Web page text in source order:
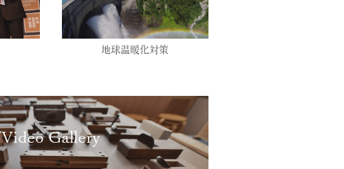
地球温暖化対策
Video Gallery